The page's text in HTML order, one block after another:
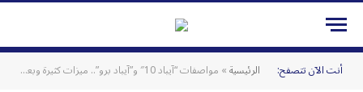
أنت الآن تتصفح: الرئيسية» مواصفات “آيباد 10″ و”آيباد برو”.. ميزات كثيرة وبعض الملاحظات